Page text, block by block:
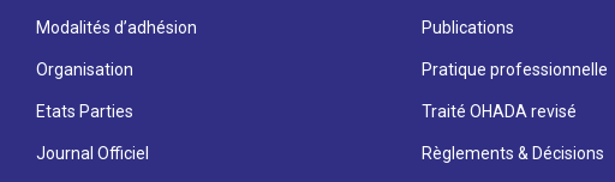
Modalités d’adhésion
Organisation
Etats Parties
Journal Officiel
Publications
Pratique professionnelle
Traité OHADA revisé
Règlements & Décisions